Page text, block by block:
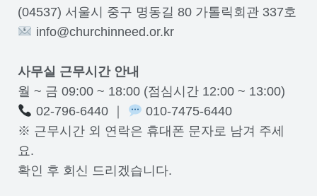
(04537) 서울시 중구 명동길 80 가톨릭회관 337호
info@churchinneed.or.kr
사무실 근무시간 안내
월 ~ 금 09:00 ~ 18:00 (점심시간 12:00 ~ 13:00)
02-796-6440 ｜
010-7475-6440
※ 근무시간 외 연락은 휴대폰 문자로 남겨 주세
요.
확인 후 회신 드리겠습니다.